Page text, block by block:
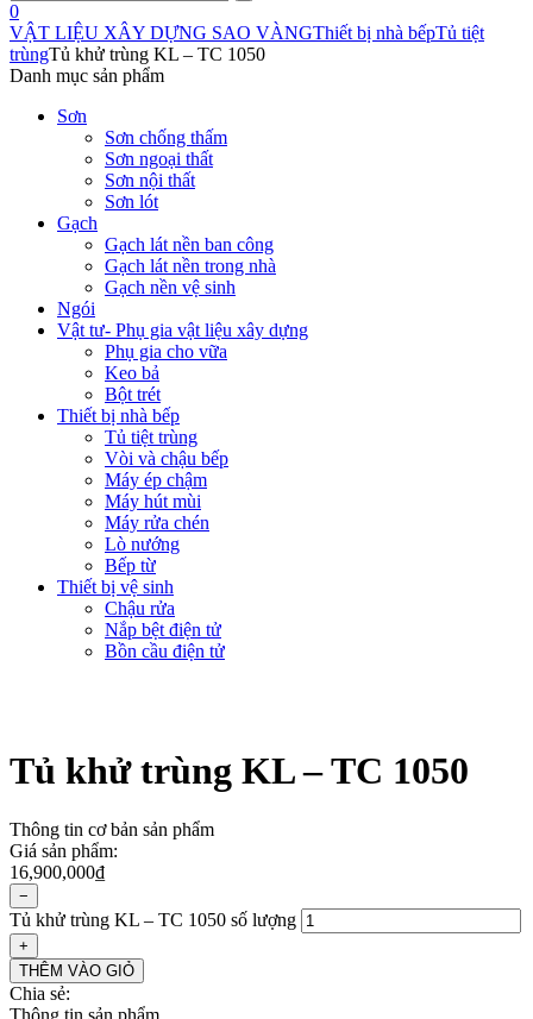
0
VẬT LIỆU XÂY DỰNG SAO VÀNGThiết bị nhà bếpTủ tiệt
trùngTủ khử trùng KL – TC 1050
Danh mục sản phẩm
Sơn
Sơn chống thấm
Sơn ngoại thất
Sơn nội thất
Sơn lót
Gạch
Gạch lát nền ban công
Gạch lát nền trong nhà
Gạch nền vệ sinh
Ngói
Vật tư- Phụ gia vật liệu xây dựng
Phụ gia cho vữa
Keo bả
Bột trét
Thiết bị nhà bếp
Tủ tiệt trùng
Vòi và chậu bếp
Máy ép chậm
Máy hút mùi
Máy rửa chén
Lò nướng
Bếp từ
Thiết bị vệ sinh
Chậu rửa
Nắp bệt điện tử
Bồn cầu điện tử
Tủ khử trùng KL – TC 1050
Thông tin cơ bản sản phẩm
Giá sản phẩm:
16,900,000₫
−
Tủ khử trùng KL – TC 1050 số lượng
+
THÊM VÀO GIỎ
Chia sẻ:
Thông tin sản phẩm